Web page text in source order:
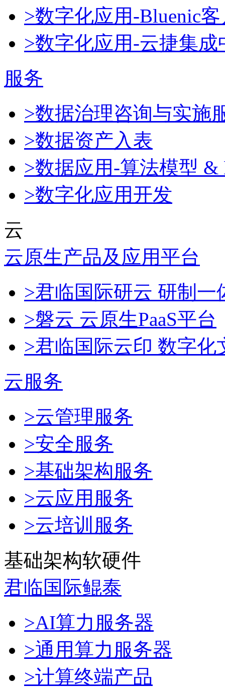
>数字化应用-Bluenic
>数字化应用-云捷集成
服务
>数据治理咨询与实施
>数据资产入表
>数据应用-算法模型 &
>数字化应用开发
云
云原生产品及应用平台
>君临国际研云 研制
>磐云 云原生PaaS平台
>君临国际云印 数字化
云服务
>云管理服务
>安全服务
>基础架构服务
>云应用服务
>云培训服务
基础架构软硬件
君临国际鲲泰
>AI算力服务器
>通用算力服务器
>计算终端产品